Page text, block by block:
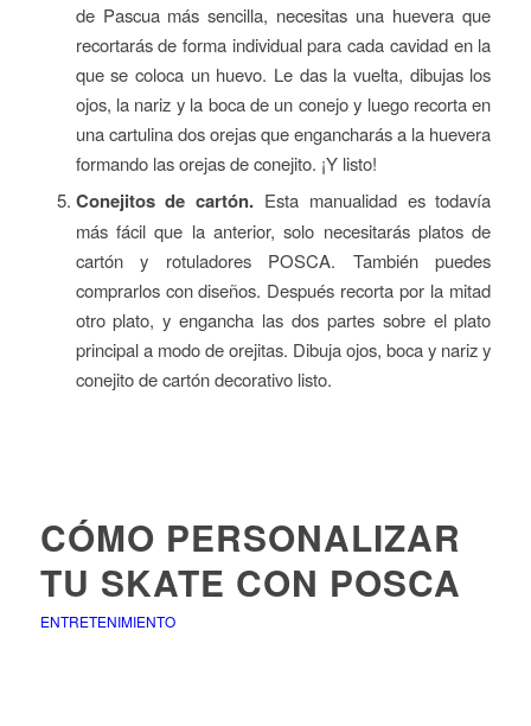
de Pascua más sencilla, necesitas una huevera que
recortarás de forma individual para cada cavidad en la
que se coloca un huevo. Le das la vuelta, dibujas los
ojos, la nariz y la boca de un conejo y luego recorta en
una cartulina dos orejas que engancharás a la huevera
formando las orejas de conejito. ¡Y listo!
Conejitos de cartón. Esta manualidad es todavía
más fácil que la anterior, solo necesitarás platos de
cartón y rotuladores POSCA. También puedes
comprarlos con diseños. Después recorta por la mitad
otro plato, y engancha las dos partes sobre el plato
principal a modo de orejitas. Dibuja ojos, boca y nariz y
conejito de cartón decorativo listo.
CÓMO PERSONALIZAR
TU SKATE CON POSCA
ENTRETENIMIENTO